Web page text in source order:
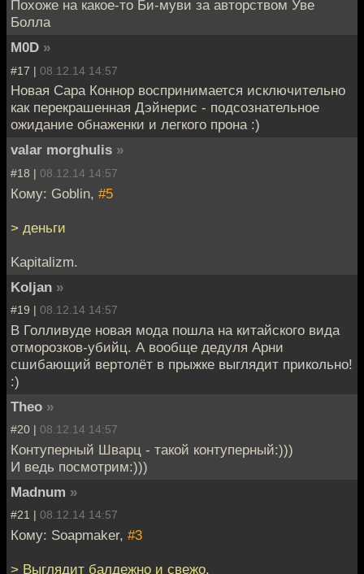
Похоже на какое-то Би-муви за авторством Уве
Болла
M0D »
#17 | 08.12.14 14:57
Новая Сара Коннор воспринимается исключительно
как перекрашенная Дэйнерис - подсознательное
ожидание обнаженки и легкого прона :)
valar morghulis »
#18 | 08.12.14 14:57
Кому: Goblin, #5
> деньги
Kapitalizm.
Koljan »
#19 | 08.12.14 14:57
В Голливуде новая мода пошла на китайского вида
отморозков-убийц. А вообще дедуля Арни
сшибающий вертолёт в прыжке выглядит прикольно!
:)
Theo »
#20 | 08.12.14 14:57
Контуперный Шварц - такой контуперный:)))
И ведь посмотрим:)))
Madnum »
#21 | 08.12.14 14:57
Кому: Soapmaker, #3
> Выглядит балдежно и свежо.